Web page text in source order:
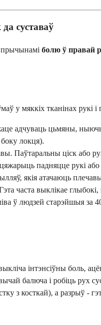
суставаў
прычынамі болю ў правай
у мяккіх тканінах рукі і
адчуваць цьмяны,
локця).
Паўтаральны ціск або
падняцце рукі
якія атачаюць
часта выклікае
ў людзей старэйшыя за
інтэнсіўны боль,
балюча і робіць рух
з косткай), а разрыў